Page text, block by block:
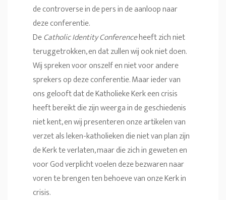
de controverse in de pers in de aanloop naar
deze conferentie.
DeCatholic Identity Conferenceheeft zich niet
teruggetrokken, en dat zullen wij ook niet doen.
Wij spreken voor onszelf en niet voor andere
sprekers op deze conferentie. Maar ieder van
ons gelooft dat de Katholieke Kerk een crisis
heeft bereikt die zijn weerga in de geschiedenis
niet kent, en wij presenteren onze artikelen van
verzet als leken-katholieken die niet van plan zijn
de Kerk te verlaten, maar die zich in geweten en
voor God verplicht voelen deze bezwaren naar
voren te brengen ten behoeve van onze Kerk in
crisis.